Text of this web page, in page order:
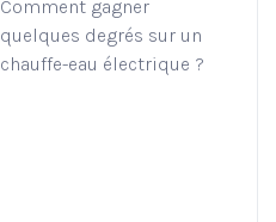
Comment gagner
quelques degrés sur un
chauffe-eau électrique ?